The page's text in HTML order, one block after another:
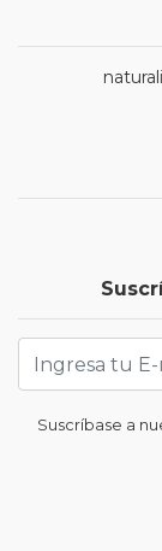
Suscríbase a